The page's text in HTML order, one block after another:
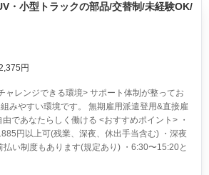
・小型トラックの部品/交替制/未経験OK/
円
ャレンジできる環境> サポート体制が整ってお
みやすい環境です。 無期雇用派遣登用&直接雇
であなたらしく働ける <おすすめポイント> ・
円以上可(残業、深夜、休出手当含む) ・深夜
い制度もあります(規定あり) ・6:30〜15:20と